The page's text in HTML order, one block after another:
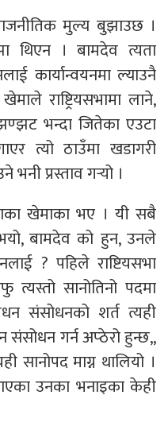
मुल्य बुझाउछ ।
थिएन । बामदेव त्यता
कार्यान्वयनमा ल्याउनै
राष्ट्रियसभामा लाने,
भन्दा जितेका एउटा
त्यो ठाउँमा खडागरी
भनी प्रस्ताव गर्‍यो ।
खेमाका भए । यी सबै
भयो, बामदेव को हुन, उनले
? पहिले राष्टियसभा
सानोतिनो पदमा
संसोधनको शर्त त्यही
संसोधन गर्न अप्ठेरो हुन्छ,,
सानोपद माग्न थालियो ।
उनका भनाइका केही